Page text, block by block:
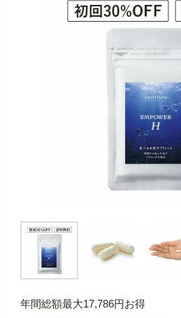
年間総額最大17,786円お得